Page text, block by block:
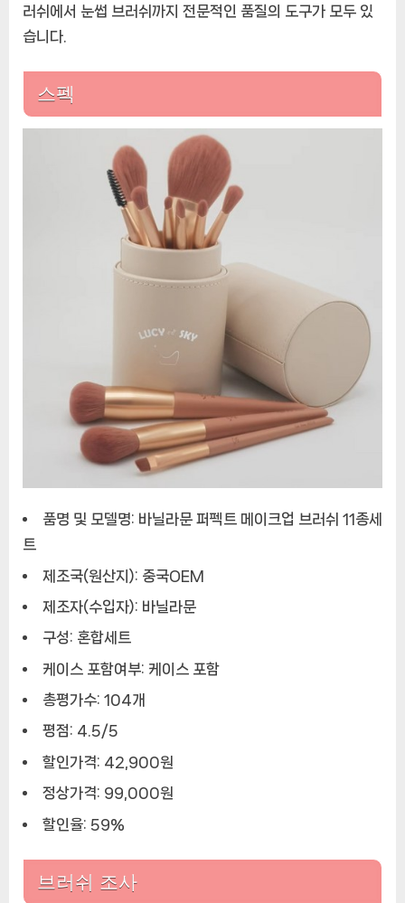
러쉬에서 눈썹 브러쉬까지 전문적인 품질의 도구가 모두 있
습니다.
스펙
품명 및 모델명: 바닐라문 퍼펙트 메이크업 브러쉬 11종세
트
제조국(원산지): 중국OEM
제조자(수입자): 바닐라문
구성: 혼합세트
케이스 포함여부: 케이스 포함
총평가수: 104개
평점: 4.5/5
할인가격: 42,900원
정상가격: 99,000원
할인율: 59%
브러쉬 조사